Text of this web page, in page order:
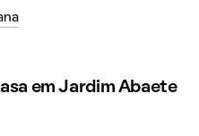
em Jardim Abaete